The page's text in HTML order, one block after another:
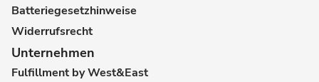
Batteriegesetzhinweise
Widerrufsrecht
Unternehmen
Fulfillment by West&East